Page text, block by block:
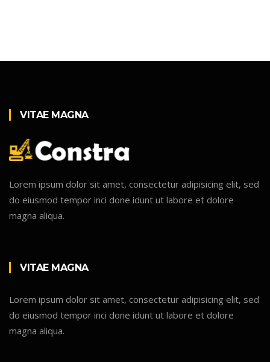
VITAE MAGNA
Lorem ipsum dolor sit amet, consectetur adipisicing elit, sed
do eiusmod tempor inci done idunt ut labore et dolore
magna aliqua.
VITAE MAGNA
Lorem ipsum dolor sit amet, consectetur adipisicing elit, sed
do eiusmod tempor inci done idunt ut labore et dolore
magna aliqua.